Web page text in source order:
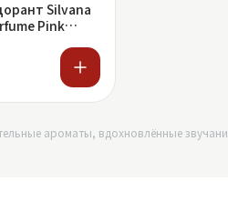
Silvana
Pink
ароматы, вдохновлённые